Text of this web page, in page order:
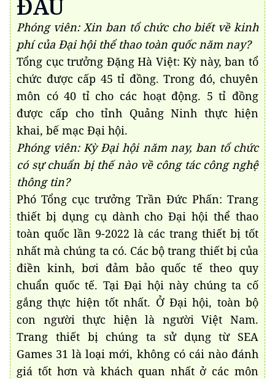
ĐẤU
Phóng viên: Xin ban tổ chức cho biết về kinh
phí của Đại hội thể thao toàn quốc năm nay?
Tổng cục trưởng Đặng Hà Việt: Kỳ này, ban tổ
chức được cấp 45 tỉ đồng. Trong đó, chuyên
môn có 40 tỉ cho các hoạt động. 5 tỉ đồng
được cấp cho tỉnh Quảng Ninh thực hiện
khai, bế mạc Đại hội.
Phóng viên: Kỳ Đại hội năm nay, ban tổ chức
có sự chuẩn bị thế nào về công tác công nghệ
thông tin?
Phó Tổng cục trưởng Trần Đức Phấn: Trang
thiết bị dụng cụ dành cho Đại hội thể thao
toàn quốc lần 9-2022 là các trang thiết bị tốt
nhất mà chúng ta có. Các bộ trang thiết bị của
điền kinh, bơi đảm bảo quốc tế theo quy
chuẩn quốc tế. Tại Đại hội này chúng ta cố
gắng thực hiện tốt nhất. Ở Đại hội, toàn bộ
con người thực hiện là người Việt Nam.
Trang thiết bị chúng ta sử dụng từ SEA
Games 31 là loại mới, không có cái nào đánh
giá tốt hơn và khách quan nhất ở các môn